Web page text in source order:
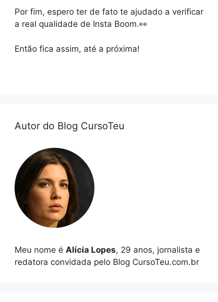
Por fim, espero ter de fato te ajudado a verificar
a real qualidade de Insta Boom.👀
Então fica assim, até a próxima!
Autor do Blog CursoTeu
Meu nome é Alícia Lopes, 29 anos, jornalista e
redatora convidada pelo Blog CursoTeu.com.br